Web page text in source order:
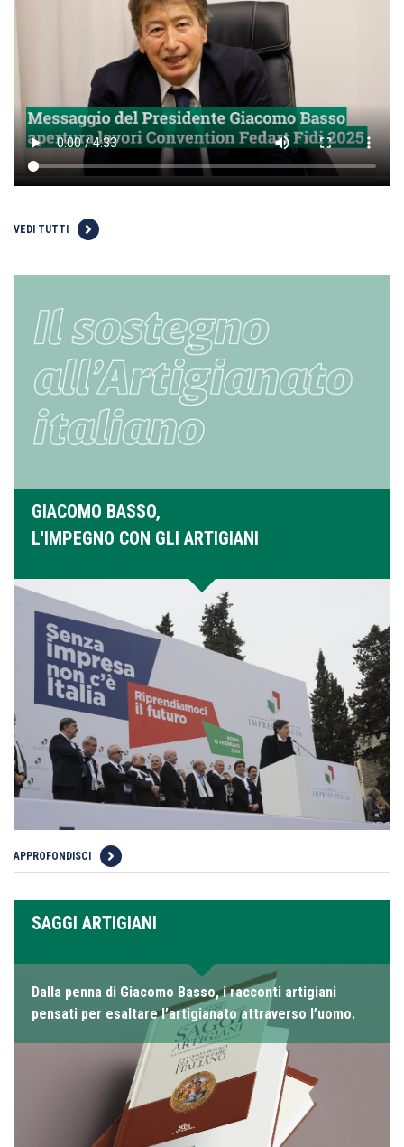
VEDI TUTTI
GIACOMO BASSO,
L'IMPEGNO CON GLI ARTIGIANI
APPROFONDISCI
SAGGI ARTIGIANI
Dalla penna di Giacomo Basso, i racconti artigiani
pensati per esaltare l’artigianato attraverso l’uomo.